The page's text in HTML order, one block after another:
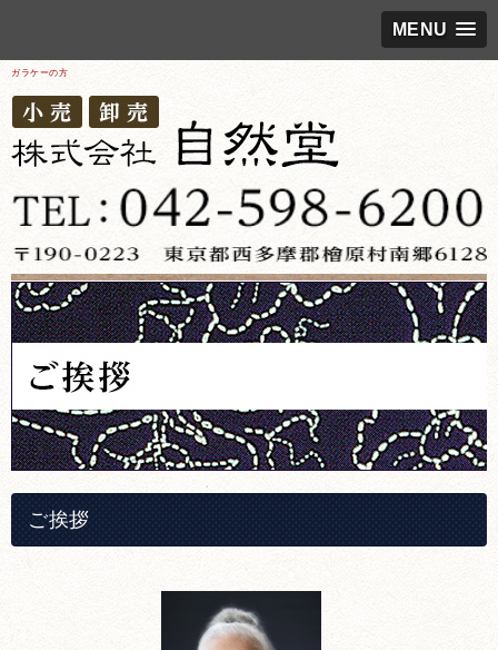
MENU
ガラケーの方
ご挨拶